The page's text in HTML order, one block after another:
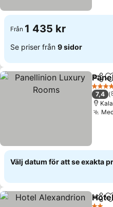
Från 1 435 kr
Se priser från 9 sidor
Dela
4
7,4
Välj datum för att se exakta
Dela